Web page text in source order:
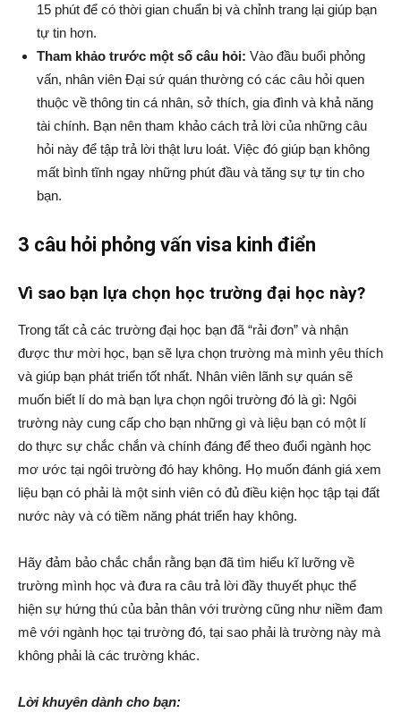
15 phút để có thời gian chuẩn bị và chỉnh trang lại giúp bạn
tự tin hơn.
Tham khảo trước một số câu hỏi: Vào đầu buổi phỏng
vấn, nhân viên Đại sứ quán thường có các câu hỏi quen
thuộc về thông tin cá nhân, sở thích, gia đình và khả năng
tài chính. Bạn nên tham khảo cách trả lời của những câu
hỏi này để tập trả lời thật lưu loát. Việc đó giúp bạn không
mất bình tĩnh ngay những phút đầu và tăng sự tự tin cho
bạn.
3 câu hỏi phỏng vấn visa kinh điển
Vì sao bạn lựa chọn học trường đại học này?
Trong tất cả các trường đại học bạn đã “rải đơn” và nhận
được thư mời học, bạn sẽ lựa chọn trường mà mình yêu thích
và giúp bạn phát triển tốt nhất. Nhân viên lãnh sự quán sẽ
muốn biết lí do mà bạn lựa chọn ngôi trường đó là gì: Ngôi
trường này cung cấp cho bạn những gì và liệu bạn có một lí
do thực sự chắc chắn và chính đáng để theo đuổi ngành học
mơ ước tại ngôi trường đó hay không. Họ muốn đánh giá xem
liệu bạn có phải là một sinh viên có đủ điều kiện học tập tại đất
nước này và có tiềm năng phát triển hay không.
Hãy đảm bảo chắc chắn rằng bạn đã tìm hiểu kĩ lưỡng về
trường mình học và đưa ra câu trả lời đầy thuyết phục thể
hiện sự hứng thú của bản thân với trường cũng như niềm đam
mê với ngành học tại trường đó, tại sao phải là trường này mà
không phải là các trường khác.
Lời khuyên dành cho bạn: